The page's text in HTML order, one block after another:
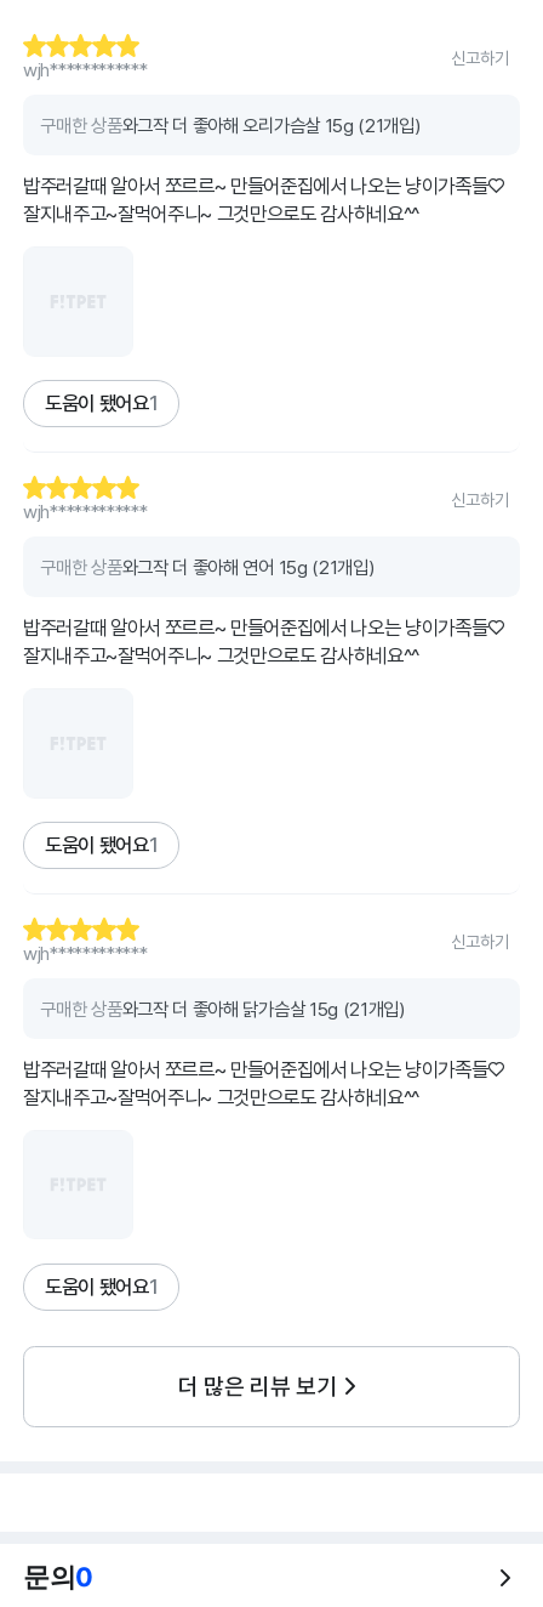
wjh************
신고하기
구매한 상품와그작 더 좋아해 오리가슴살 15g (21개입)
밥주러갈때 알아서 쪼르르~ 만들어준집에서 나오는 냥이가족들♡
도움이 됐어요1
wjh************
신고하기
구매한 상품와그작 더 좋아해 연어 15g (21개입)
밥주러갈때 알아서 쪼르르~ 만들어준집에서 나오는 냥이가족들♡
도움이 됐어요1
wjh************
신고하기
구매한 상품와그작 더 좋아해 닭가슴살 15g (21개입)
밥주러갈때 알아서 쪼르르~ 만들어준집에서 나오는 냥이가족들♡
도움이 됐어요1
더 많은 리뷰 보기
문의0